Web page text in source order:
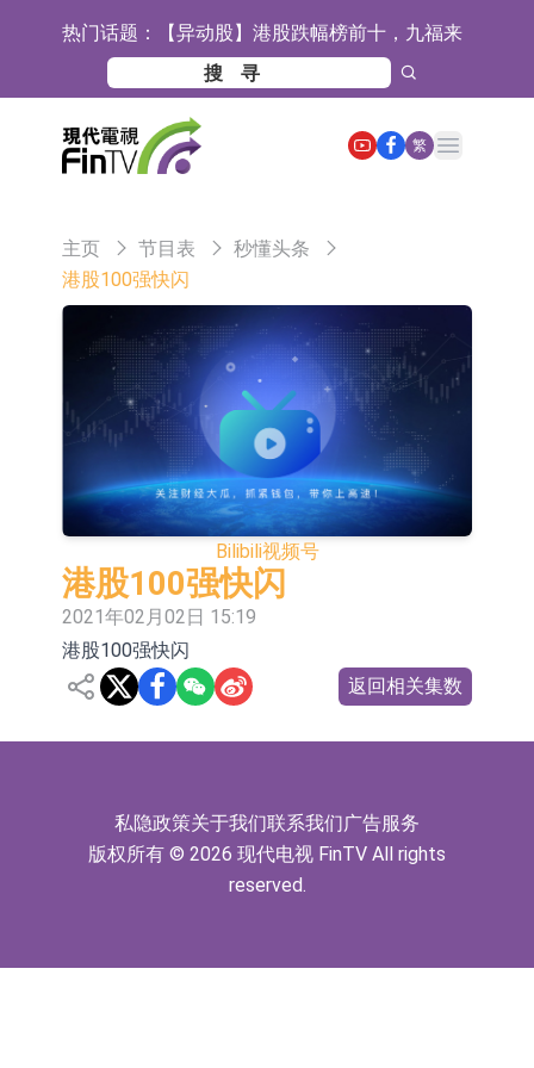
热门话题： 【异动股】港股跌幅榜前十，九福来
(08611.HK)跌21.43%，天瑞汽车内饰
(06162.HK)跌18.44%
【异动股】港股涨幅榜前十，佳明集
团控股(01271.HK)涨+78.22%，拿森
科技(02261.HK)涨+64.11%
斯迪克：公司为国内折叠屏核心功能
材料供应商
恒瑞医药：公司已在中国获批上市26
目标客户的测试认证
上期所：7月份对11个实际控制关系
账户组采取限制开仓的监管措施
特发服务：成功中标哔哩哔哩上海滨
江总部物业服务项目
亚太股份：公司是零跑汽车和
Stellantis集团的供应商
理工雷科面向边缘AI场景推出"山
海"系列智算模组 系列产品基于国产
CPU与GPU构建
【异动股】医疗研发外包板块拉升，
博腾股份(300363.CN)涨20.02%
日韩股市收盘双双下跌
依米康：海外交付以东南亚、中东市
场为主 并已取得欧美相关认证
上交所：财通多策略福鑫定期开放灵
活配置混合型发起式证券投资基金临
时停牌
上交所：景顺长城全球半导体芯片产
业股票型证券投资基金临时停牌
【异动股】港股跌幅榜前十，卡森国
际(00496.HK)跌22.40%，九福来
【异动股】港股涨幅榜前十，拿森科
(02286.HK)涨+64.91%
100%
【异动股】焦炭Ⅲ板块下挫，陕西黑
猫(601015.CN)跌8.38%
浙江证监局对财通证券股份有限公司
繁
Open main menu
主页 节目表
秒懂头条
港股100强快闪
Bilibili视频号
港股100强快闪
2021年02月02日 15:19
港股100强快闪
返回相关集数
私隐政策关于我们联系我们广告服务
版权所有 © 2026 现代电视 FinTV All rights
reserved.